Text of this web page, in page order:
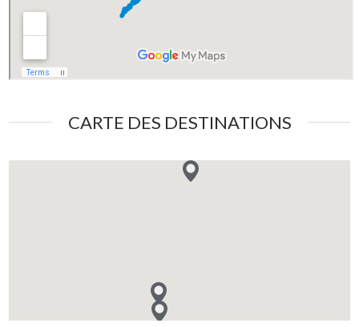
CARTE DES DESTINATIONS